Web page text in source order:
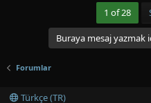
1 of 28
Buraya mesaj yazmak
Forumlar
Türkçe (TR)